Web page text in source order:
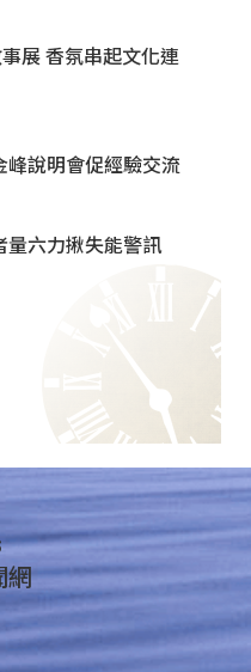
展 香氛串起文化連
峰說明會促經驗交流
量六力揪失能警訊
網